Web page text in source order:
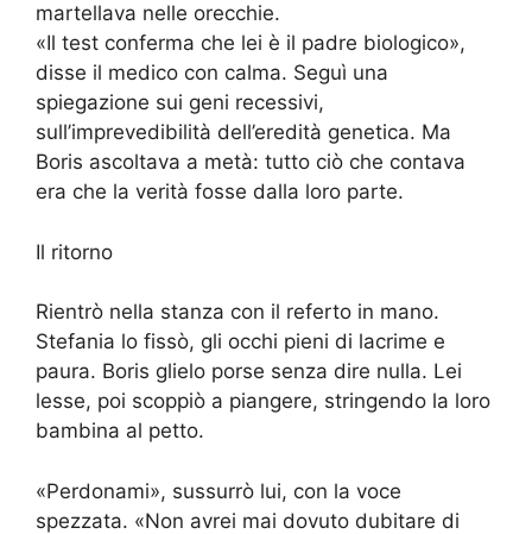
martellava nelle orecchie.
«Il test conferma che lei è il padre biologico»,
disse il medico con calma. Seguì una
spiegazione sui geni recessivi,
sull’imprevedibilità dell’eredità genetica. Ma
Boris ascoltava a metà: tutto ciò che contava
era che la verità fosse dalla loro parte.
Il ritorno
Rientrò nella stanza con il referto in mano.
Stefania lo fissò, gli occhi pieni di lacrime e
paura. Boris glielo porse senza dire nulla. Lei
lesse, poi scoppiò a piangere, stringendo la loro
bambina al petto.
«Perdonami», sussurrò lui, con la voce
spezzata. «Non avrei mai dovuto dubitare di